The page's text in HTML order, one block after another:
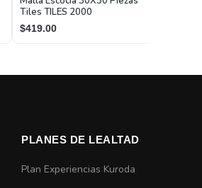
Tiles TILES 2000
$419.00
PLANES DE LEALTAD
Plan Experiencias Kuroda